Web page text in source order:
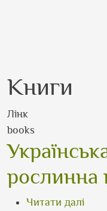
Книги
Лінк
books
рослинна
Читати даліпро